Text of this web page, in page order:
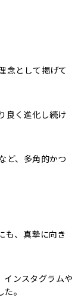
念として掲げて
良く進化し続け
ど、多角的かつ
も、真摯に向き
ンスタグラムや
。